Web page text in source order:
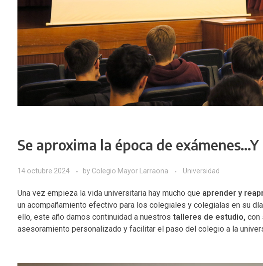
Se aproxima la época de
14 octubre 2024 by Colegio Mayor Larraona Universidad
Una vez empieza la vida universitaria hay mucho que aprender y
un acompañamiento efectivo para los colegiales y colegialas en su
ello, este año damos continuidad a nuestros talleres de estudio, con
asesoramiento personalizado y facilitar el paso del colegio a la